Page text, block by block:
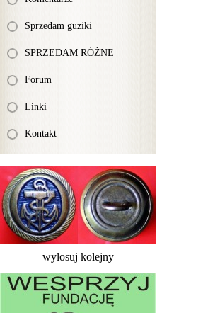
Sprzedam guziki
SPRZEDAM RÓŻNE
Forum
Linki
Kontakt
wylosuj kolejny